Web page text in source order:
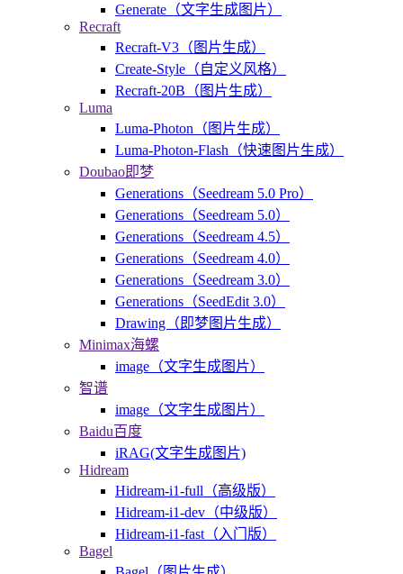
Generate（文字生成图片）
Recraft
Recraft-V3（图片生成）
Create-Style（自定义风格）
Recraft-20B（图片生成）
Luma
Luma-Photon（图片生成）
Luma-Photon-Flash（快速图片生成）
Doubao即梦
Generations（Seedream 5.0 Pro）
Generations（Seedream 5.0）
Generations（Seedream 4.5）
Generations（Seedream 4.0）
Generations（Seedream 3.0）
Generations（SeedEdit 3.0）
Drawing（即梦图片生成）
Minimax海螺
image（文字生成图片）
智谱
image（文字生成图片）
Baidu百度
iRAG(文字生成图片)
Hidream
Hidream-i1-full（高级版）
Hidream-i1-dev（中级版）
Hidream-i1-fast（入门版）
Bagel